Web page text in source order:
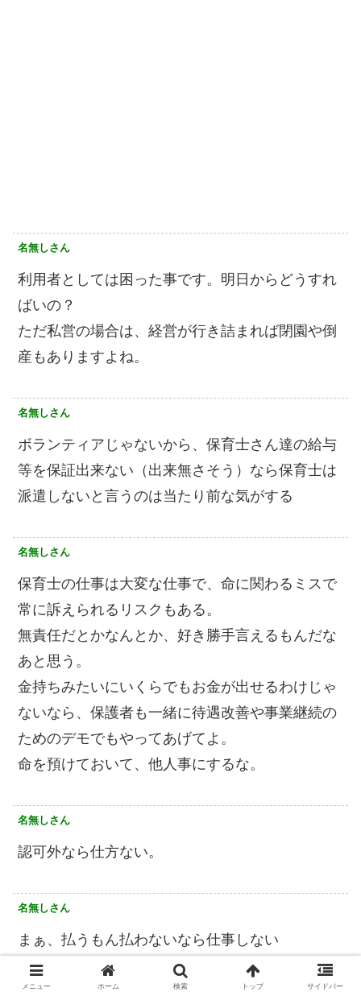
名無しさん
利用者としては困った事です。明日からどうすれ
ばいの？
ただ私営の場合は、経営が行き詰まれば閉園や倒
産もありますよね。
名無しさん
ボランティアじゃないから、保育士さん達の給与
等を保証出来ない（出来無さそう）なら保育士は
派遣しないと言うのは当たり前な気がする
名無しさん
保育士の仕事は大変な仕事で、命に関わるミスで
常に訴えられるリスクもある。
無責任だとかなんとか、好き勝手言えるもんだな
あと思う。
金持ちみたいにいくらでもお金が出せるわけじゃ
ないなら、保護者も一緒に待遇改善や事業継続の
ためのデモでもやってあげてよ。
命を預けておいて、他人事にするな。
名無しさん
認可外なら仕方ない。
名無しさん
まぁ、払うもん払わないなら仕事しない
になるわな
ボランティアじゃないんだから、仕事に見合う給
メニュー ホーム 検索 トップ サイドバー